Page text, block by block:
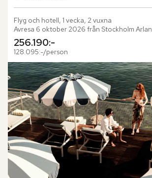
Flyg och hotell, 1 vecka, 2 vuxna
Avresa 6 oktober 2026 från Stockholm
256.190:-
128.095:-/person